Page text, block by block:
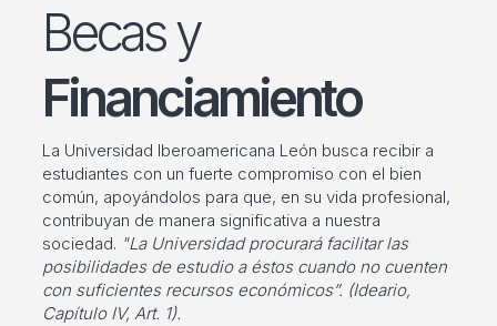
Becas y
Financiamiento
La Universidad Iberoamericana León busca recibir a
estudiantes con un fuerte compromiso con el bien
común, apoyándolos para que, en su vida profesional,
contribuyan de manera significativa a nuestra
sociedad. "La Universidad procurará facilitar las
posibilidades de estudio a éstos cuando no cuenten
con suficientes recursos económicos”. (Ideario,
Capítulo IV, Art. 1).